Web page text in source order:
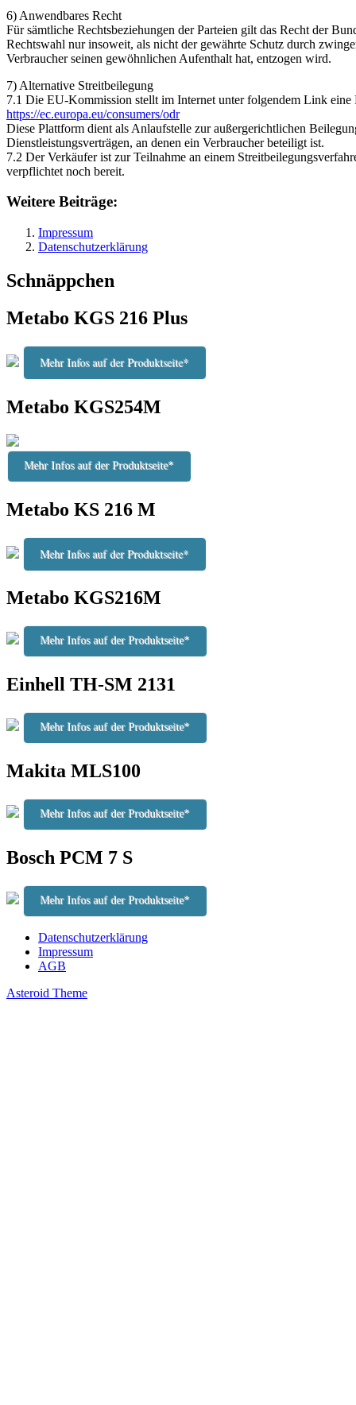
6) Anwendbares Recht
Für sämtliche Rechtsbeziehungen der Parteien gilt das Recht der
Rechtswahl nur insoweit, als nicht der gewährte Schutz durch
Verbraucher seinen gewöhnlichen Aufenthalt hat, entzogen wird.
7) Alternative Streitbeilegung
7.1 Die EU-Kommission stellt im Internet unter folgendem Link
https://ec.europa.eu/consumers/odr
Diese Plattform dient als Anlaufstelle zur außergerichtlichen
Dienstleistungsverträgen, an denen ein Verbraucher beteiligt ist.
7.2 Der Verkäufer ist zur Teilnahme an einem
verpflichtet noch bereit.
Weitere Beiträge:
Impressum
Datenschutzerklärung
Schnäppchen
Metabo KGS 216 Plus
Mehr Infos auf der Produktseite*
Metabo KGS254M
Mehr Infos auf der Produktseite*
Metabo KS 216 M
Mehr Infos auf der Produktseite*
Metabo KGS216M
Mehr Infos auf der Produktseite*
Einhell TH-SM 2131
Mehr Infos auf der Produktseite*
Makita MLS100
Mehr Infos auf der Produktseite*
Bosch PCM 7 S
Mehr Infos auf der Produktseite*
Datenschutzerklärung
Impressum
AGB
Asteroid Theme